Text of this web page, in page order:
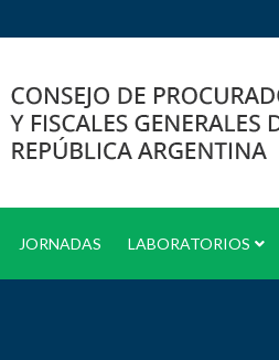
JORNADAS LABORATORIOS